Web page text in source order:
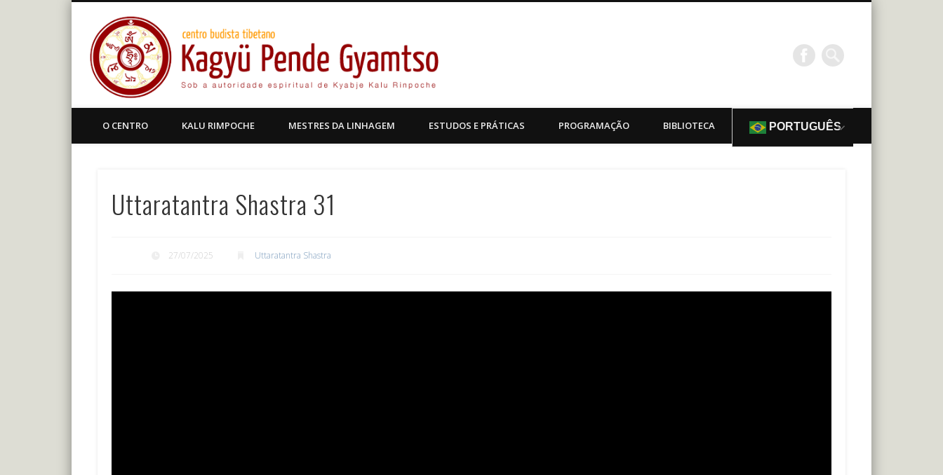
Kagyu Pende Gyamtso
Centro Budista Tibetano
Facebook
O CENTRO KALU RIMPOCHE MESTRES DA LINHAGEM ESTUDOS E PRÁTICAS PROGRAMAÇÃO BIBLIOTECA PORTUGUÊS
Uttaratantra Shastra 31
27/07/2025 Uttaratantra Shastra